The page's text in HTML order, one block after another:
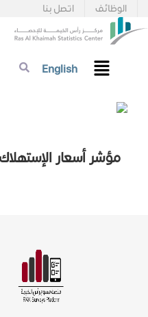
اتصل بنا الوظائف
English
مؤشر أسعار الإستهلاك